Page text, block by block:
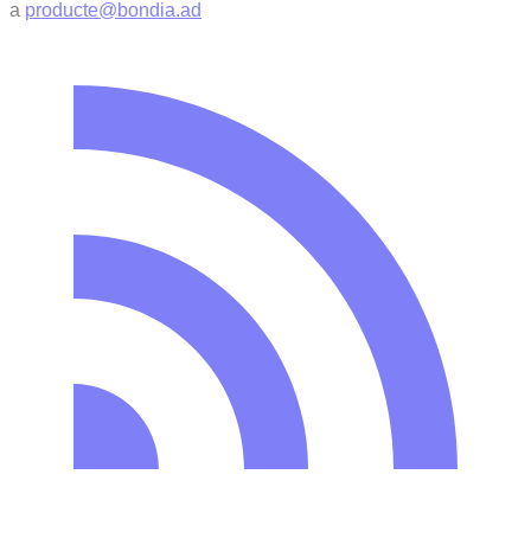
a producte@bondia.ad